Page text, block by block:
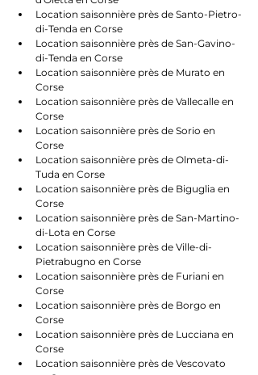
Location saisonnière près de Santo-Pietro-
di-Tenda en Corse
Location saisonnière près de San-Gavino-
di-Tenda en Corse
Location saisonnière près de Murato en
Corse
Location saisonnière près de Vallecalle en
Corse
Location saisonnière près de Sorio en
Corse
Location saisonnière près de Olmeta-di-
Tuda en Corse
Location saisonnière près de Biguglia en
Corse
Location saisonnière près de San-Martino-
di-Lota en Corse
Location saisonnière près de Ville-di-
Pietrabugno en Corse
Location saisonnière près de Furiani en
Corse
Location saisonnière près de Borgo en
Corse
Location saisonnière près de Lucciana en
Corse
Location saisonnière près de Vescovato